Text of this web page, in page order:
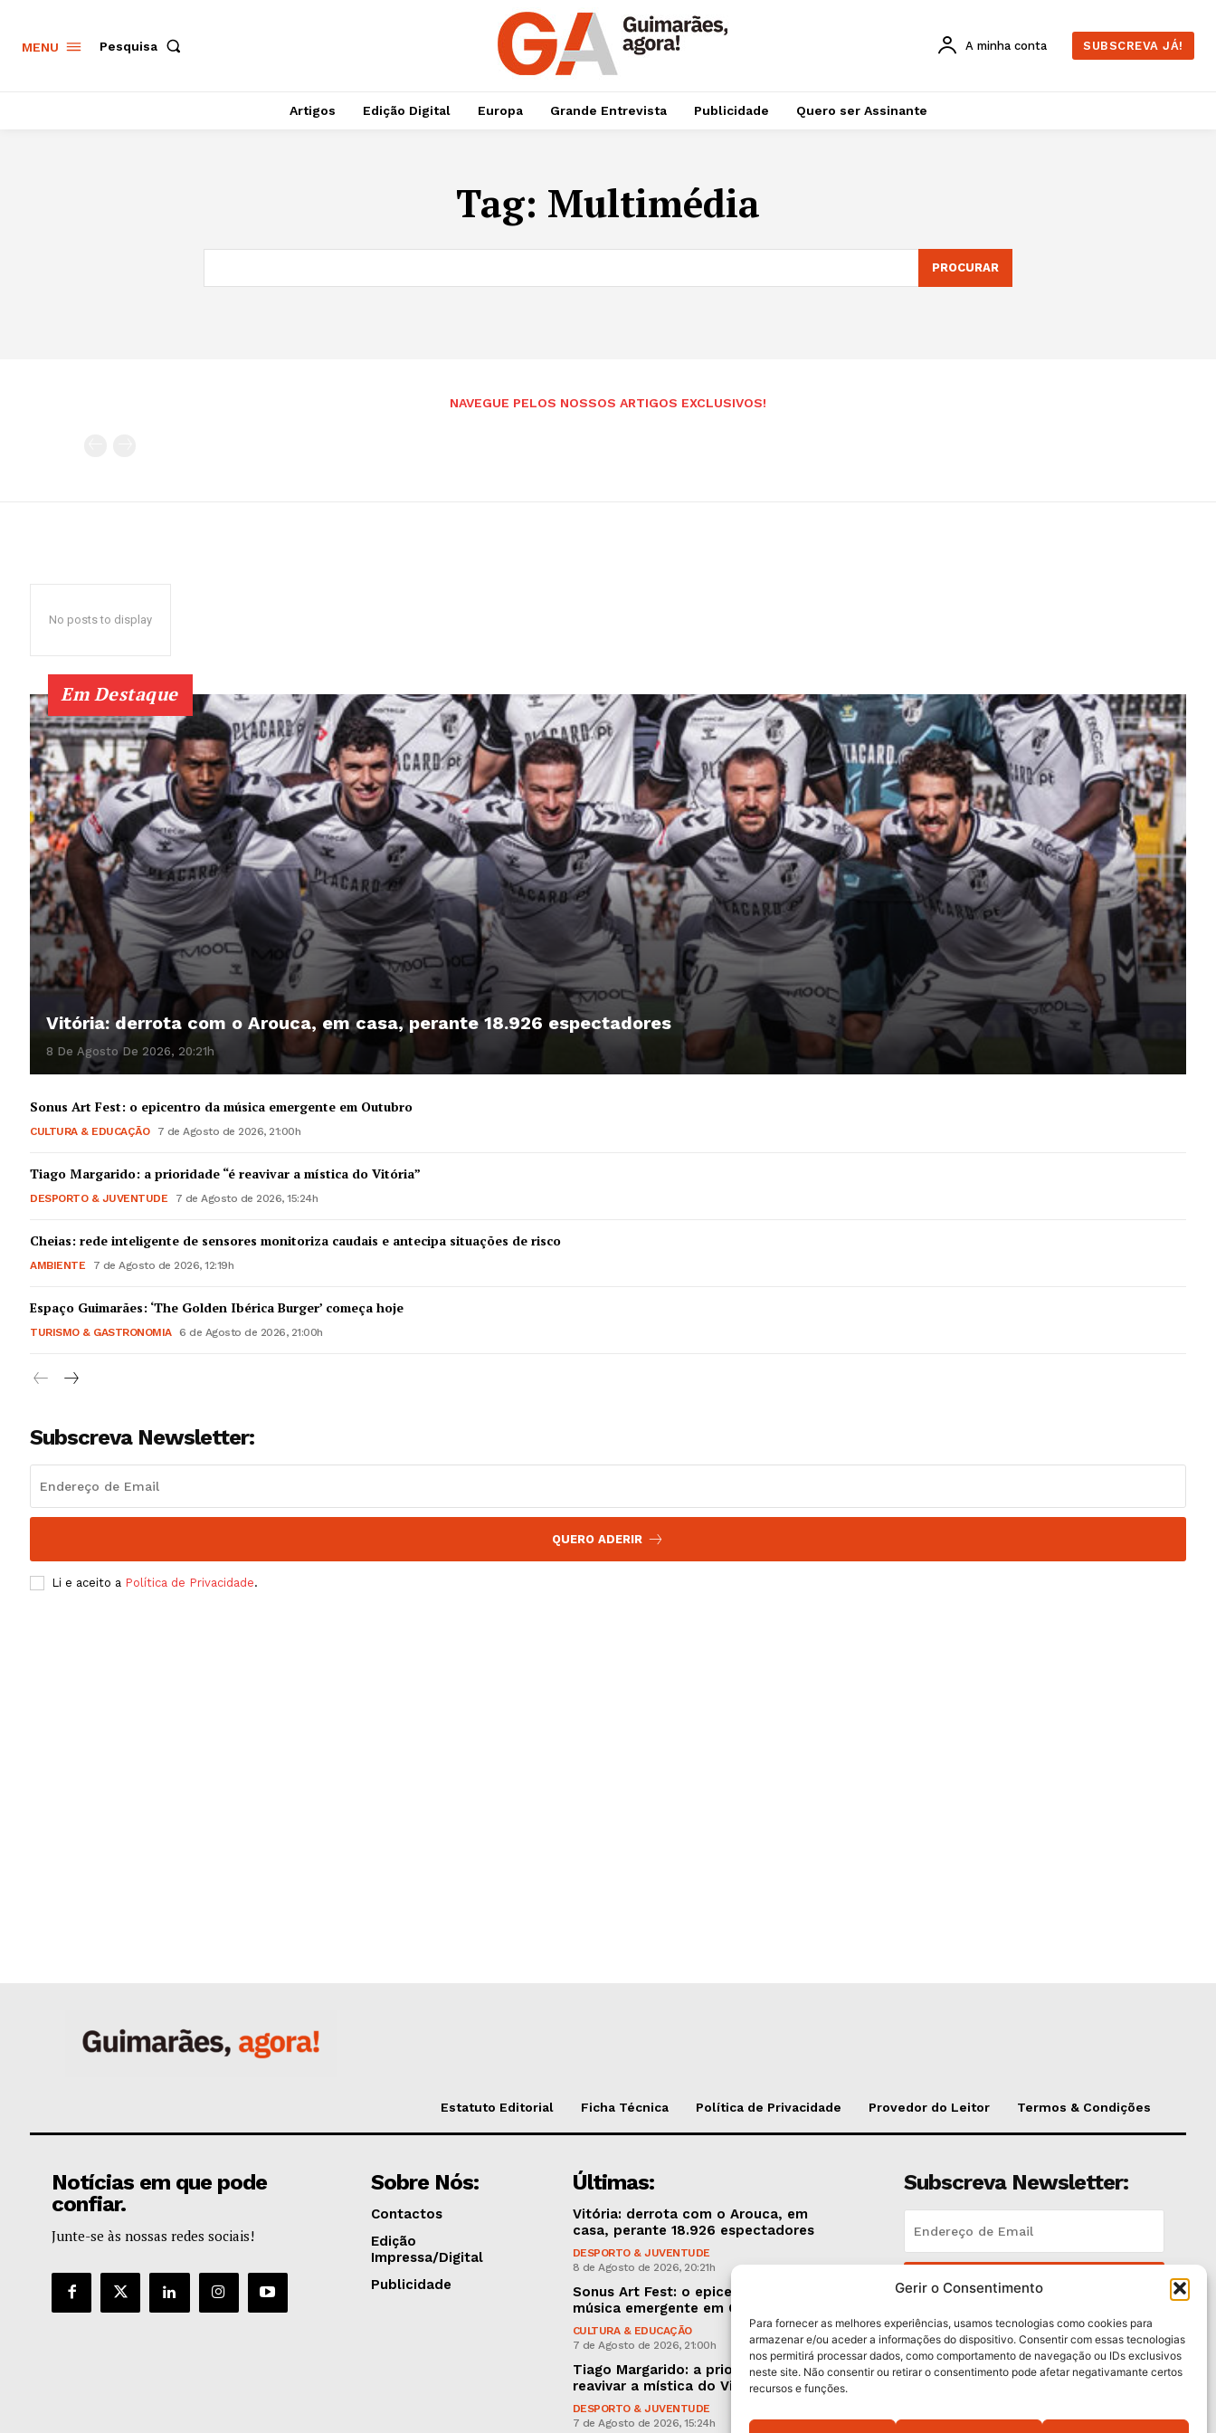
Guimarães, agora!
Gerir o Consentimento
Para fornecer as melhores experiências, usamos tecnologias como cookies para
armazenar e/ou aceder a informações do dispositivo. Consentir com essas tecnologias
nos permitirá processar dados, como comportamento de navegação ou IDs exclusivos
neste site. Não consentir ou retirar o consentimento pode afetar negativamante certos
recursos e funções.
MENU Pesquisa A minha conta SUBSCREVA JÁ!
Artigos Edição Digital Europa Grande Entrevista Publicidade Quero ser Assinante
Tag: Multimédia
PROCURAR
NAVEGUE PELOS NOSSOS ARTIGOS EXCLUSIVOS!
No posts to display
Em Destaque
Vitória: derrota com o Arouca, em casa, perante 18.926 espectadores
8 De Agosto De 2026, 20:21h
Sonus Art Fest: o epicentro da música emergente em Outubro
CULTURA & EDUCAÇÃO 7 de Agosto de 2026, 21:00h
Tiago Margarido: a prioridade “é reavivar a mística do Vitória”
DESPORTO & JUVENTUDE 7 de Agosto de 2026, 15:24h
Cheias: rede inteligente de sensores monitoriza caudais e antecipa situações de risco
AMBIENTE 7 de Agosto de 2026, 12:19h
Espaço Guimarães: ‘The Golden Ibérica Burger’ começa hoje
TURISMO & GASTRONOMIA 6 de Agosto de 2026, 21:00h
Subscreva Newsletter:
QUERO ADERIR
Li e aceito a Política de Privacidade.
Estatuto Editorial Ficha Técnica Política de Privacidade Provedor do Leitor Termos & Condições
Notícias em que pode
confiar.
Junte-se às nossas redes sociais!
Sobre Nós:
Contactos
Edição
Impressa/Digital
Publicidade
Últimas:
Vitória: derrota com o Arouca, em
casa, perante 18.926 espectadores
DESPORTO & JUVENTUDE
8 de Agosto de 2026, 20:21h
Sonus Art Fest: o epicentro da
música emergente em Outubro
CULTURA & EDUCAÇÃO
7 de Agosto de 2026, 21:00h
Tiago Margarido: a prioridade “é
reavivar a mística do Vitória”
DESPORTO & JUVENTUDE
7 de Agosto de 2026, 15:24h
Subscreva Newsletter:
QUERO ADERIR
Li e aceito aPolítica de Privacidade .